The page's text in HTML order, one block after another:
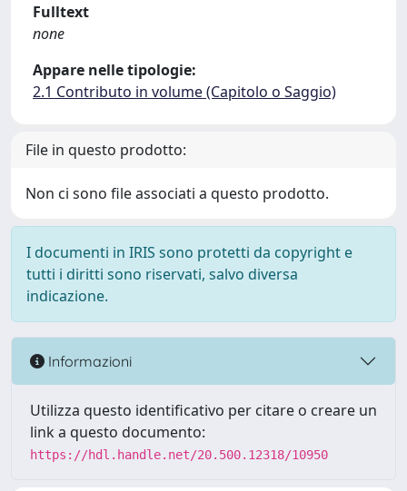
Fulltext
none
Appare nelle tipologie:
2.1 Contributo in volume (Capitolo o Saggio)
File in questo prodotto:
Non ci sono file associati a questo prodotto.
I documenti in IRIS sono protetti da copyright e
tutti i diritti sono riservati, salvo diversa
indicazione.
Informazioni
Utilizza questo identificativo per citare o creare un
link a questo documento:
https://hdl.handle.net/20.500.12318/10950